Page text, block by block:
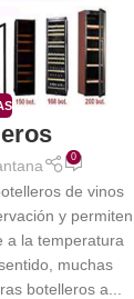
0
de vinos
y permiten
a la temperatura
muchas
botelleros a...